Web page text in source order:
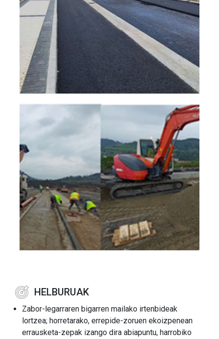
HELBURUAK
Zabor-legarraren bigarren mailako irtenbideak
lortzea; horretarako, errepide-zoruen ekoizpenean
errausketa-zepak izango dira abiapuntu, harrobiko